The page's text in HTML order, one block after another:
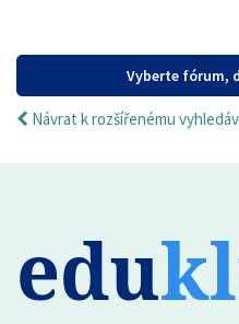
Vyberte fórum,
Návrat k rozšířenému
edu